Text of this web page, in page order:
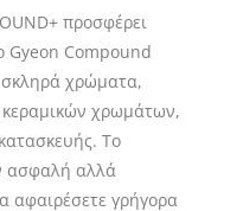
προσφέρει
Gyeon Compound
σκληρά χρώματα,
χρωμάτων,
Το
ασφαλή αλλά
αφαιρέσετε γρήγορα